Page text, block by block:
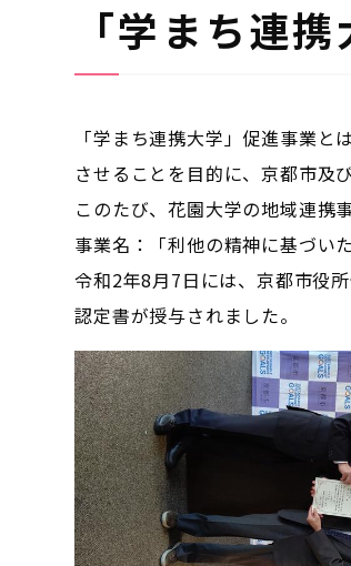
「学まち連
「学まち連携大学」促進事業
させることを目的に、京都市及
このたび、花園大学の地域連携
事業名：「利他の精神に基づい
令和2年8月7日には、京都市役
認定書が授与されました。